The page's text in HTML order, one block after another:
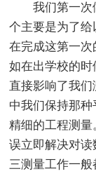
我们第一次
个主要是为了给
在完成这第一
如在出学校的
直接影响了我
中我们保持那
精细的工程测
误立即解决对
三测量工作一